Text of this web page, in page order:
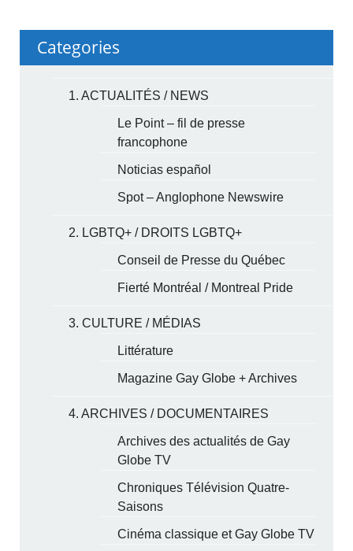
Categories
1. ACTUALITÉS / NEWS
Le Point – fil de presse
francophone
Noticias español
Spot – Anglophone Newswire
2. LGBTQ+ / DROITS LGBTQ+
Conseil de Presse du Québec
Fierté Montréal / Montreal Pride
3. CULTURE / MÉDIAS
Littérature
Magazine Gay Globe + Archives
4. ARCHIVES / DOCUMENTAIRES
Archives des actualités de Gay
Globe TV
Chroniques Télévision Quatre-
Saisons
Cinéma classique et Gay Globe TV